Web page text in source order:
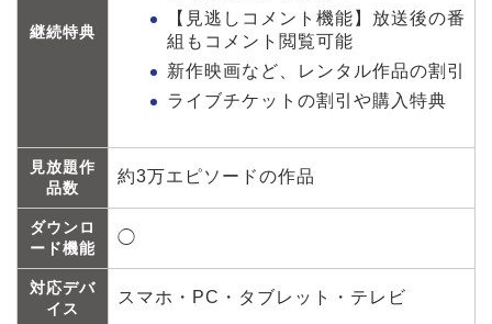
継続特典
【見逃しコメント機能】放送後の番
組もコメント閲覧可能
新作映画など、レンタル作品の割引
ライブチケットの割引や購入特典
見放題作
品数
約3万エピソードの作品
ダウンロ
ード機能
◯
対応デバ
イス
スマホ・PC・タブレット・テレビ